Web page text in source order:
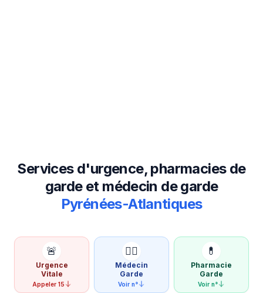
Services d'urgence, pharmacies de
garde et médecin de garde
Pyrénées-Atlantiques
🚨
Urgence
Vitale
Appeler 15
👨‍⚕️
Médecin
Garde
Voir n°
💊
Pharmacie
Garde
Voir n°